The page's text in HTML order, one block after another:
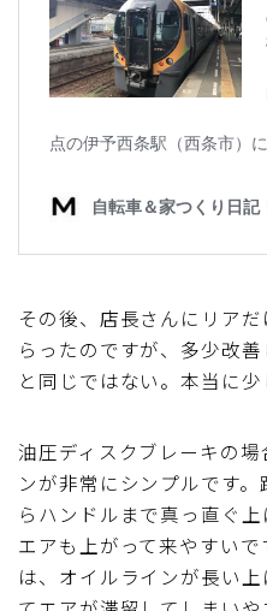
その後、店長さんにリア
らったのですが、多少改
と同じではない。本当に少
油圧ディスクブレーキの
ンが非常にシンプルです
らハンドルまで真っ直ぐ
エアも上がって来やすい
は、オイルラインが長い